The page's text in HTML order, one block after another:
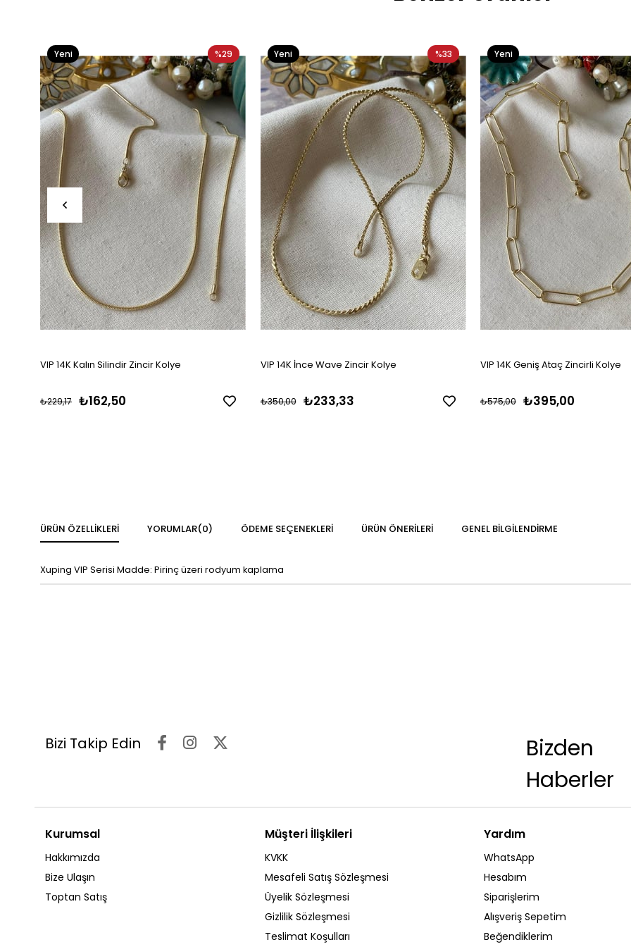
VIP 14K Kalın Silindir Zincir Kolye
₺162,50
₺229,17
%29
Yeni
Ürün
VIP 14K İnce Wave Zincir Kolye
₺233,33
₺350,00
%33
Yeni
Ürün
VIP 14K Geniş Ataç Zincirli Kolye
₺395,00
₺575,00
Yeni
Ürün
ÜRÜN ÖZELLIKLERI YORUMLAR(0) ÖDEME SEÇENEKLERI ÜRÜN ÖNERILERI GENEL BILGILENDIRME
Xuping VIP Serisi Madde: Pirinç üzeri rodyum kaplama
Bizi Takip Edin
Bizden
Haberler
Kurumsal
Hakkımızda
Bize Ulaşın
Toptan Satış
Müşteri İlişkileri
KVKK
Mesafeli Satış Sözleşmesi
Üyelik Sözleşmesi
Gizlilik Sözleşmesi
Teslimat Koşulları
Yardım
WhatsApp
Hesabım
Siparişlerim
Alışveriş Sepetim
Beğendiklerim